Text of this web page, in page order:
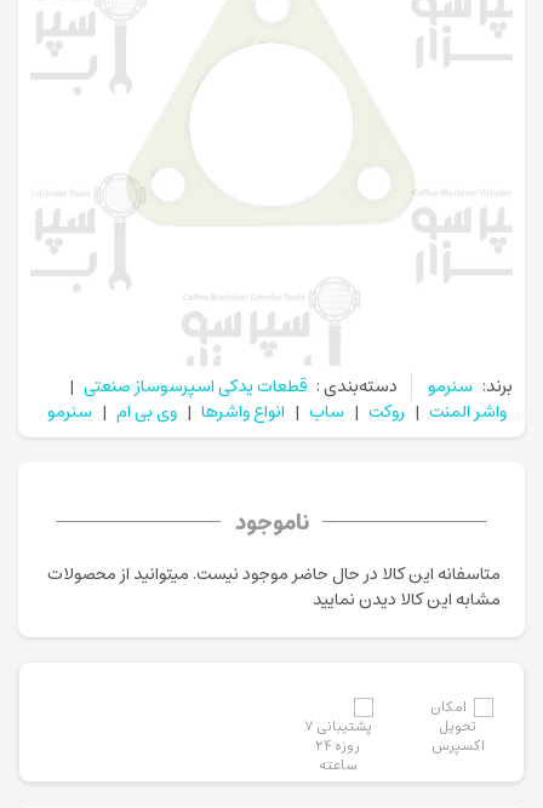
برند: سنرمو دسته‌بندی : قطعات یدکی اسپرسوساز صنعتی |
واشر المنت | روکت | ساب | انواع واشرها | وی بی ام | سنرمو
ناموجود
متاسفانه این کالا در حال حاضر موجود نیست. می‍توانید از محصولات
مشابه این کالا دیدن نمایید